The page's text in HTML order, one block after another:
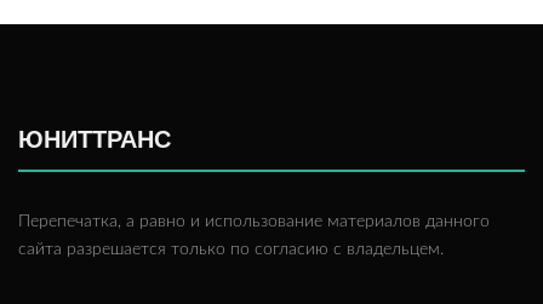
ЮНИТТРАНС
Перепечатка, а равно и использование материалов данного
сайта разрешается только по согласию с владельцем.